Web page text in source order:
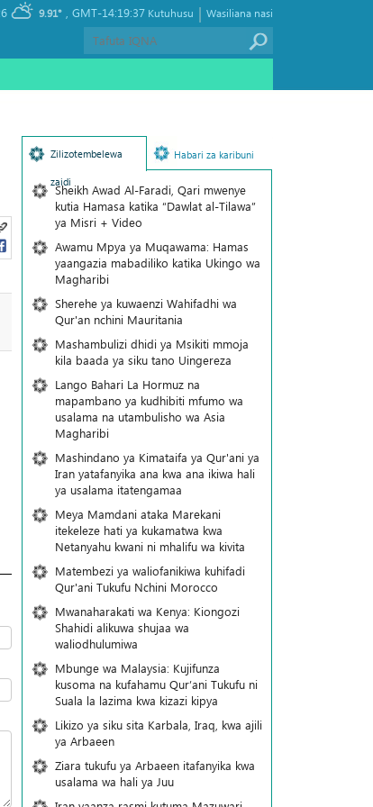
GMT-14:19:37
9.91° Wasiliana nasi
|
Kutuhusu
Zilizotembelewa
zaidi
Habari za karibuni
Sheikh Awad Al-Faradi, Qari mwenye
kutia Hamasa katika “Dawlat al-Tilawa”
ya Misri + Video
Awamu Mpya ya Muqawama: Hamas
yaangazia mabadiliko katika Ukingo wa
Magharibi
Sherehe ya kuwaenzi Wahifadhi wa
Qur'an nchini Mauritania
Mashambulizi dhidi ya Msikiti mmoja
kila baada ya siku tano Uingereza
Lango Bahari La Hormuz na
mapambano ya kudhibiti mfumo wa
usalama na utambulisho wa Asia
Magharibi
Mashindano ya Kimataifa ya Qur'ani ya
Iran yatafanyika ana kwa ana ikiwa hali
ya usalama itatengamaa
Meya Mamdani ataka Marekani
itekeleze hati ya kukamatwa kwa
Netanyahu kwani ni mhalifu wa kivita
Matembezi ya waliofanikiwa kuhifadi
Qur'ani Tukufu Nchini Morocco
Mwanaharakati wa Kenya: Kiongozi
Shahidi alikuwa shujaa wa
waliodhulumiwa
Mbunge wa Malaysia: Kujifunza
kusoma na kufahamu Qur’ani Tukufu ni
Suala la lazima kwa kizazi kipya
Likizo ya siku sita Karbala, Iraq, kwa ajili
ya Arbaeen
Ziara tukufu ya Arbaeen itafanyika kwa
usalama wa hali ya Juu